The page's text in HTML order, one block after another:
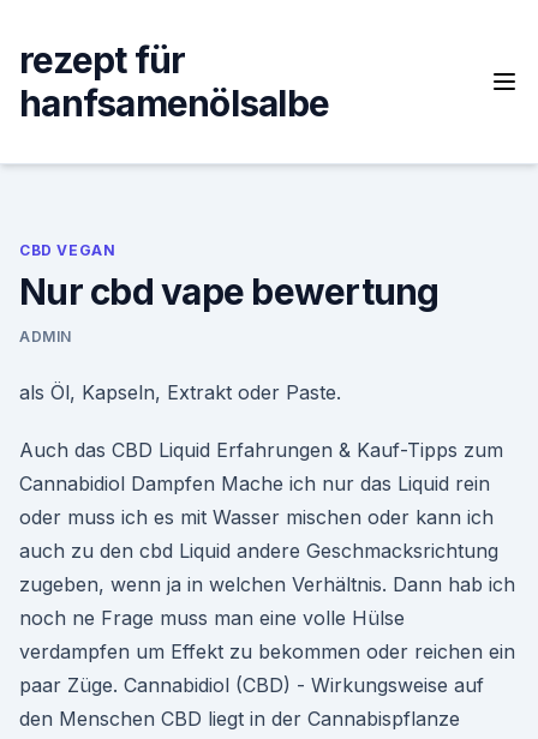
content
rezept für
hanfsamenölsalbe
CBD VEGAN
Nur cbd vape bewertung
ADMIN
als Öl, Kapseln, Extrakt oder Paste.
Auch das CBD Liquid Erfahrungen & Kauf-Tipps zum
Cannabidiol Dampfen Mache ich nur das Liquid rein
oder muss ich es mit Wasser mischen oder kann ich
auch zu den cbd Liquid andere Geschmacksrichtung
zugeben, wenn ja in welchen Verhältnis. Dann hab ich
noch ne Frage muss man eine volle Hülse
verdampfen um Effekt zu bekommen oder reichen ein
paar Züge. Cannabidiol (CBD) - Wirkungsweise auf
den Menschen CBD liegt in der Cannabispflanze